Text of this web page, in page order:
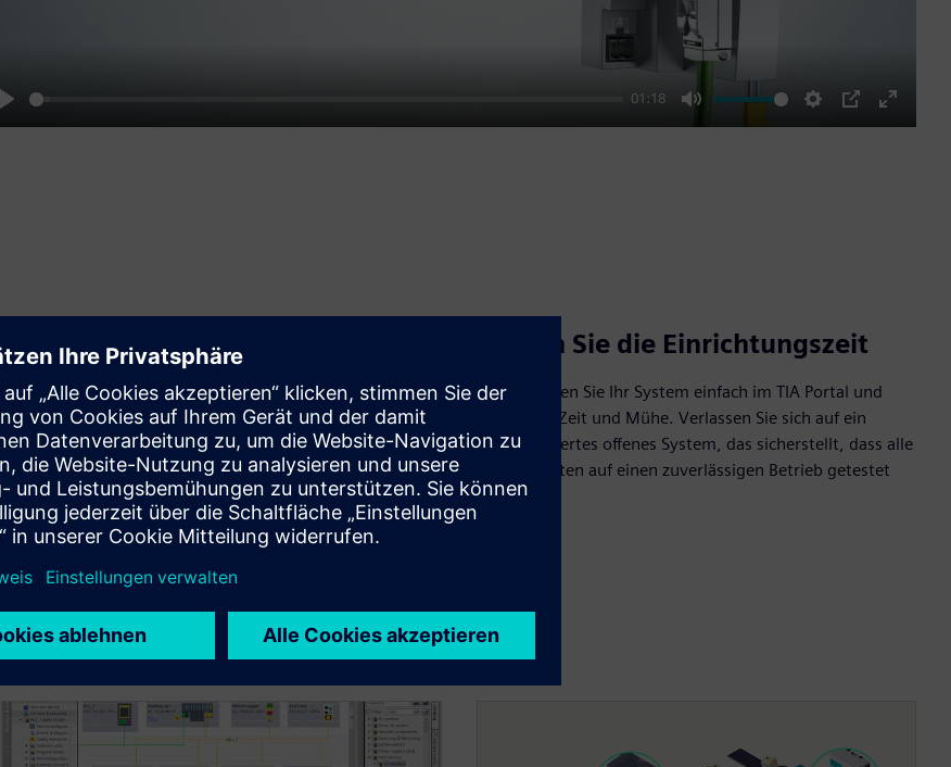
Play
01:18
Mute Settings
PIP
Enter
Kosten senken
Senken Sie Ihre Betriebskosten, indem Sie AS-Interface als
kostengünstigen Feeder für PROFINET oder andere
übergeordnete Feldbussysteme verwenden. Optimieren
Sie Ihre Netzwerkinfrastruktur im Hinblick auf
Wirtschaftlichkeit und Leistung.
Sparen Sie die Einrichtungszeit
Konfigurieren Sie Ihr System einfach im TIA Portal und
sparen Sie Zeit und Mühe. Verlassen Sie sich auf ein
standardisiertes offenes System, das sicherstellt, dass alle
Komponenten auf einen zuverlässigen Betrieb getestet
werden.